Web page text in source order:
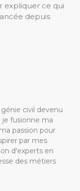
expliquer ce qui
depuis
civil devenu
je fusionne ma
passion pour
par mes
d'experts en
des métiers